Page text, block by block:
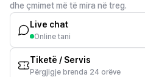
dhe çmimet më të mira në treg.
Live chat
Online tani
Tiketë / Servis
Përgjigje brenda 24 orëve